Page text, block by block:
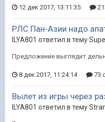
12 дек 2017, 13:11:35
РЛС Пан-Азии надо
ILYA801 ответил в тему
Предложение выглядит
8 дек 2017, 11:24:14 73
Вылет из игры через
ILYA801 ответил в тему